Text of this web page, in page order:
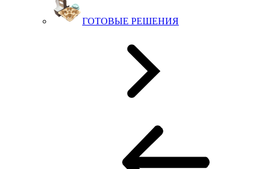
ГОТОВЫЕ РЕШЕНИЯ